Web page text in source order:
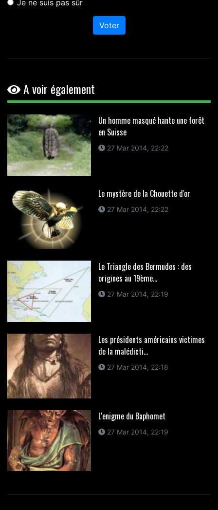
Je ne suis pas sûr
Voter
A voir également
Un homme masqué hante une forêt
en Suisse
27 Mar 2014, 22:22
Le mystère de la Chouette d'or
27 Mar 2014, 22:22
Le Triangle des Bermudes : des
origines au 19ème...
27 Mar 2014, 22:19
Les présidents américains victimes
de la malédicti...
27 Mar 2014, 22:18
L'enigme du Baphomet
27 Mar 2014, 22:19